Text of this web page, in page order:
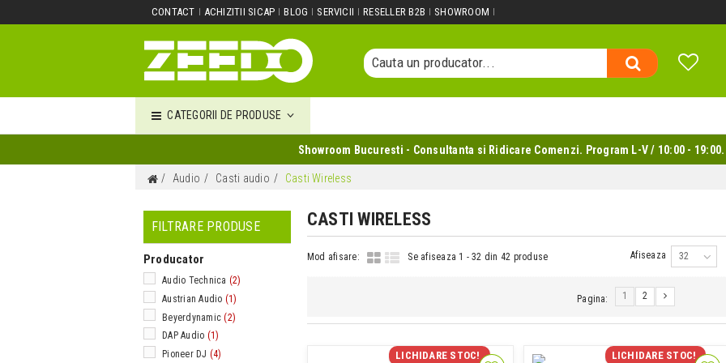
CONTACT ACHIZITII SICAP BLOG SERVICII RESELLER B2B SHOWROOM
Cauta un produs...
Cauta un producator...
CATEGORII DE PRODUSE
Showroom Bucuresti - Consultanta si Ridicare Comenzi. Program L-V / 10:00 -
Audio Casti audio Casti Wireless
FILTRARE PRODUSE
Producator
Audio Technica (2)
Austrian Audio (1)
Beyerdynamic (2)
DAP Audio (1)
Pioneer DJ (4)
CASTI WIRELESS
Mod afisare: Se afiseaza 1 - 32 din 42 produse Afiseaza 32
Pagina: 1 2
LICHIDARE STOC! LICHIDARE STOC!